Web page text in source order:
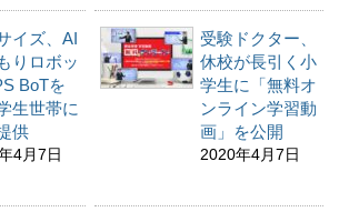
イズ、AI
りロボッ
BoTを
生世帯に
供
4月7日
受験ドクター、
休校が長引く小
学生に「無料オ
ンライン学習動
画」を公開
2020年4月7日